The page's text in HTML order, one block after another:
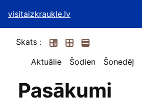
visitaizkraukle.lv
Skats :
Aktuālie
Šodien Šonedēļ
Pasākumi